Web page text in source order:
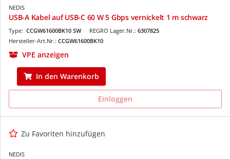
NEDIS
USB-A Kabel auf USB-C 60 W 5 Gbps vernickelt 1 m schwarz
REGRO Lager.Nr.: 6307825
Type: CCGW61600BK10 SW
Hersteller-Art.Nr.: CCGW61600BK10
VPE anzeigen
In den Warenkorb
Einloggen
Zu Favoriten hinzufügen
NEDIS